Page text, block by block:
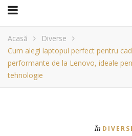
Acasă
Diverse
Cum alegi laptopul perfect pentru
performante de la Lenovo, ideale
tehnologie
În